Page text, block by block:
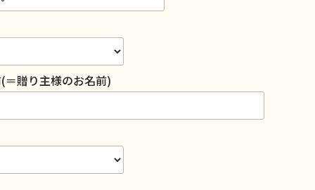
贈り主様のお名前)